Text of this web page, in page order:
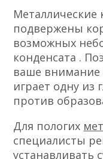
Металлические
подвержены
возможных
конденсата .
ваше внимание
играет одну из
против
Для пологих
специалисты
устанавливать